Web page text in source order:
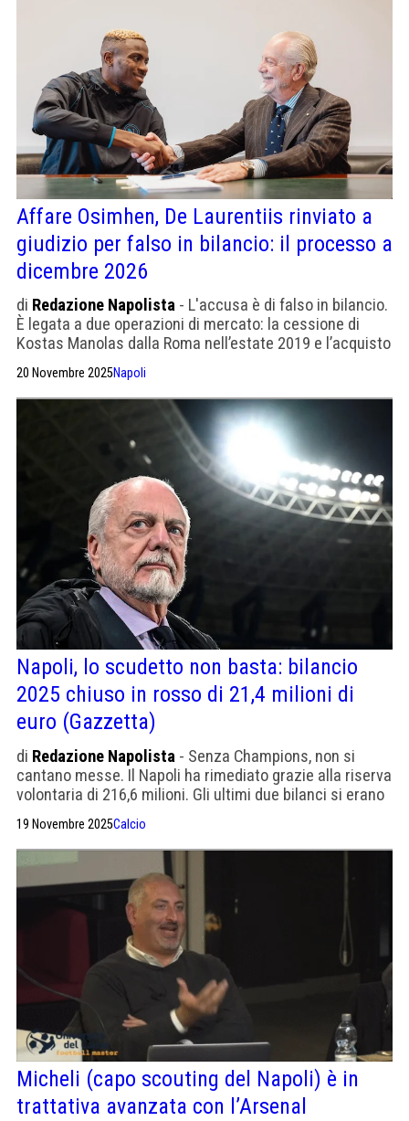
Affare Osimhen, De Laurentiis rinviato a
giudizio per falso in bilancio: il processo a
dicembre 2026
di Redazione Napolista - L'accusa è di falso in bilancio.
È legata a due operazioni di mercato: la cessione di
Kostas Manolas dalla Roma nell’estate 2019 e l’acquisto
20 Novembre 2025Napoli
Napoli, lo scudetto non basta: bilancio
2025 chiuso in rosso di 21,4 milioni di
euro (Gazzetta)
di Redazione Napolista - Senza Champions, non si
cantano messe. Il Napoli ha rimediato grazie alla riserva
volontaria di 216,6 milioni. Gli ultimi due bilanci si erano
19 Novembre 2025Calcio
Micheli (capo scouting del Napoli) è in
trattativa avanzata con l’Arsenal